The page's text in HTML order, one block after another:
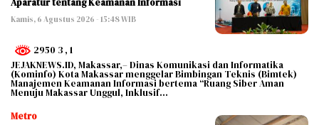
Aparatur tentang Keamanan Informasi
Kamis, 6 Agustus 2026 - 15:48 WIB
2950 3 , 1
JEJAKNEWS.ID, Makassar,– Dinas Komunikasi dan Informatika
(Kominfo) Kota Makassar menggelar Bimbingan Teknis (Bimtek)
Manajemen Keamanan Informasi bertema “Ruang Siber Aman
Menuju Makassar Unggul, Inklusif…
Metro